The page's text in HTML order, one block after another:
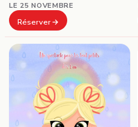
LE 25 NOVEMBRE
Réserver